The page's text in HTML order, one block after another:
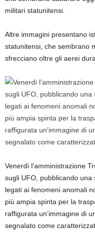
militari statunitensi.
Altre immagini presentano
statunitensi, che sembrano
sfrecciano oltre gli aerei
Venerdì l’amministrazione
sugli UFO, pubblicando
legati ai fenomeni anomali
più ampia spinta per la
raffigurata un’immagine di
segnalato come